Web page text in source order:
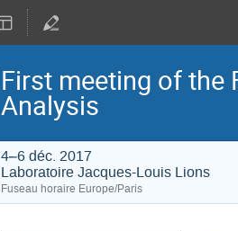
First meeting of the
Analysis
4–6 déc. 2017
Laboratoire Jacques-Louis Lions
Fuseau horaire Europe/Paris